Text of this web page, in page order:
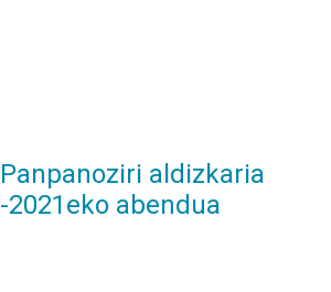
Panpanoziri aldizkaria
-2021eko abendua